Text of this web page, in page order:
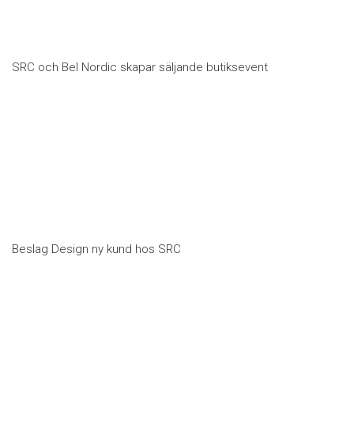
SRC och Bel Nordic skapar säljande butiksevent
Beslag Design ny kund hos SRC